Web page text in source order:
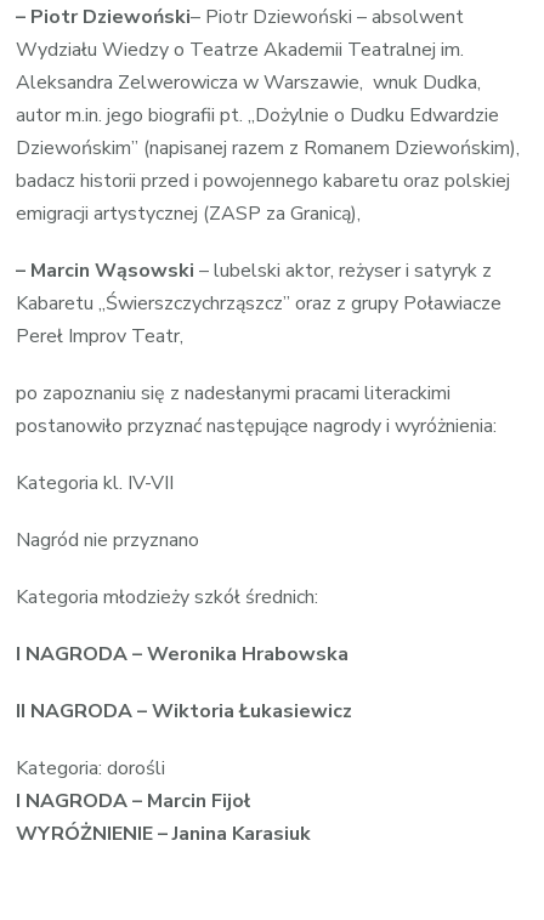
– Piotr Dziewoński– Piotr Dziewoński – absolwent
Wydziału Wiedzy o Teatrze Akademii Teatralnej im.
Aleksandra Zelwerowicza w Warszawie, wnuk Dudka,
autor m.in. jego biografii pt. „Dożylnie o Dudku Edwardzie
Dziewońskim” (napisanej razem z Romanem Dziewońskim),
badacz historii przed i powojennego kabaretu oraz polskiej
emigracji artystycznej (ZASP za Granicą),
– Marcin Wąsowski – lubelski aktor, reżyser i satyryk z
Kabaretu „Świerszczychrząszcz” oraz z grupy Poławiacze
Pereł Improv Teatr,
po zapoznaniu się z nadesłanymi pracami literackimi
postanowiło przyznać następujące nagrody i wyróżnienia:
Kategoria kl. IV-VII
Nagród nie przyznano
Kategoria młodzieży szkół średnich:
I NAGRODA – Weronika Hrabowska
II NAGRODA – Wiktoria Łukasiewicz
Kategoria: dorośli
I NAGRODA – Marcin Fijoł
WYRÓŻNIENIE – Janina Karasiuk